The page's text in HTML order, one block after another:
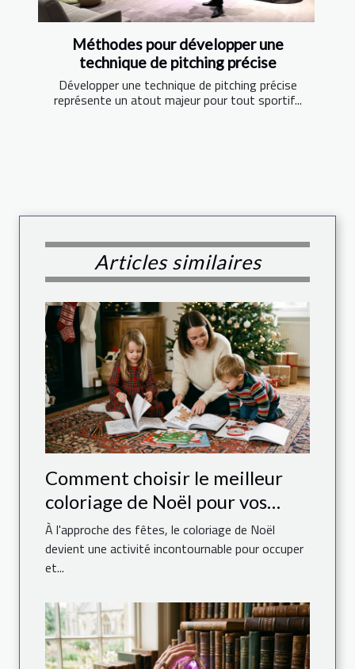
Méthodes pour développer une
technique de pitching précise
Développer une technique de pitching précise
représente un atout majeur pour tout sportif...
Articles similaires
Comment choisir le meilleur
coloriage de Noël pour vos
enfants ?
À l'approche des fêtes, le coloriage de Noël
devient une activité incontournable pour occuper
et...